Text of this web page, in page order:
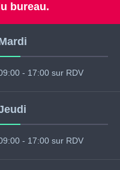
bureau.
- 17:00 sur RDV
- 17:00 sur RDV